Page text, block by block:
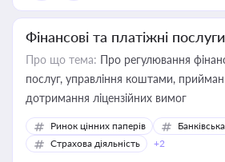
Фінансові та платіжні послуги
Про що тема: Про регулювання
послуг, управління коштами, приймання платежів та
дотримання ліцензійних вимог
Ринок цінних паперів
Страхова діяльність
+2